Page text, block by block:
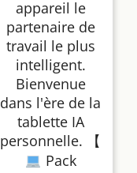
appareil le
partenaire de
travail le plus
intelligent.
Bienvenue
dans l'ère de la
tablette IA
personnelle. 【
Pack